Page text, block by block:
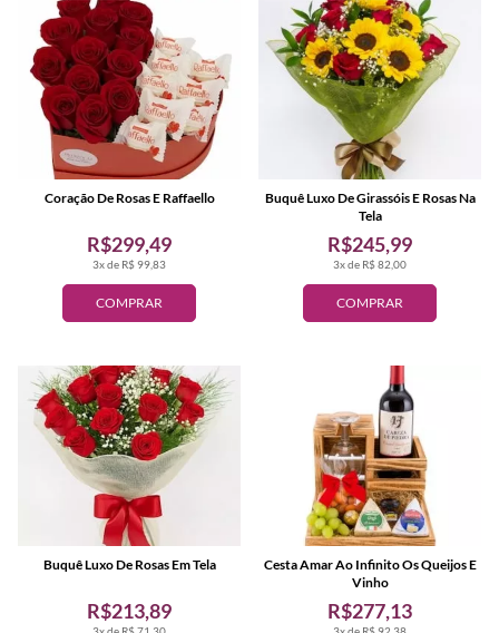
COMPRAR
3x de R$ 99,83
R$299,49
Coração De Rosas E Raffaello
COMPRAR
3x de R$ 82,00
R$245,99
Buquê Luxo De Girassóis E Rosas Na
Tela
R$213,89
Buquê Luxo De Rosas Em Tela
R$277,13
Cesta Amar Ao Infinito Os Queijos E
Vinho